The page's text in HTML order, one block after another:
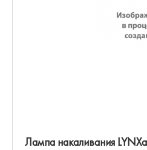
Лампа накаливания